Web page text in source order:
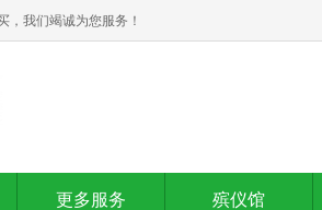
，我们竭诚为您服务！
更多服务 殡仪馆